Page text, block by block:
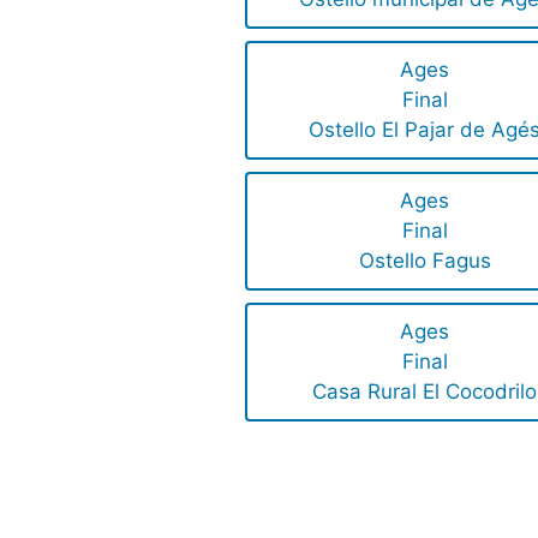
Ages
Final
Ostello El Pajar de
Ages
Final
Ostello Fagus
Ages
Final
Casa Rural El Cocodrilo